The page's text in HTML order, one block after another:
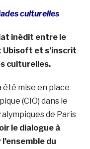
culturelles
inédit entre le
Ubisoft et s’inscrit
culturelles.
mise en place
(CIO) dans le
de Paris
le dialogue à
du